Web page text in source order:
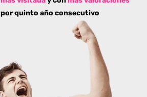
por quinto año consecutivo